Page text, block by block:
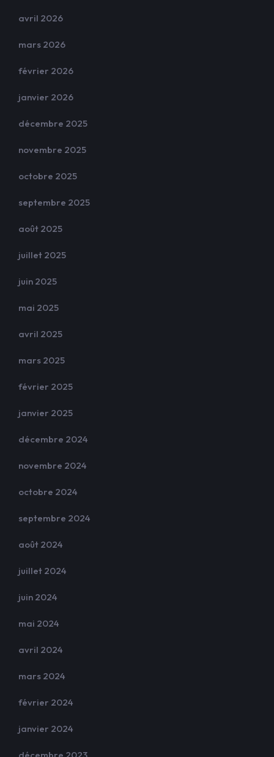
avril 2026
mars 2026
février 2026
janvier 2026
décembre 2025
novembre 2025
octobre 2025
septembre 2025
août 2025
juillet 2025
juin 2025
mai 2025
avril 2025
mars 2025
février 2025
janvier 2025
décembre 2024
novembre 2024
octobre 2024
septembre 2024
août 2024
juillet 2024
juin 2024
mai 2024
avril 2024
mars 2024
février 2024
janvier 2024